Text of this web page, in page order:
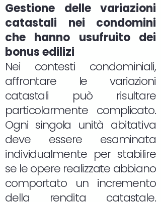
Gestione delle variazioni
catastali nei condomini
che hanno usufruito dei
bonus edilizi
Nei contesti condominiali,
affrontare le variazioni
catastali può risultare
particolarmente complicato.
Ogni singola unità abitativa
deve essere esaminata
individualmente per stabilire
se le opere realizzate abbiano
comportato un incremento
della rendita catastale.